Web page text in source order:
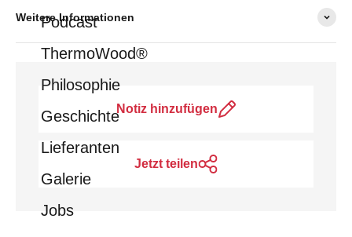
Podcast
ThermoWood®
Philosophie
Geschichte
Lieferanten
Galerie
Jobs
Weitere Informationen
Notiz hinzufügen
Jetzt teilen